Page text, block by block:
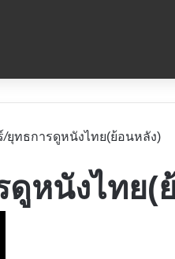
/ยุทธการดูหนังไทย(ย้อนหลัง)
ดูหนังไทย(